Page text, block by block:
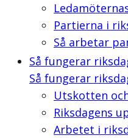
Partierna i
Så arbetar
Så fungerar
Så fungerar
Utskotten
Riksdagens
Arbetet i